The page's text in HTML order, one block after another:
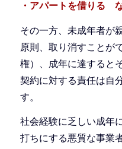
・アパートを借りる
その一方、未成年者が
原則、取り消すことが
権）、成年に達すると
契約に対する責任は自
す。
社会経験に乏しい成年
打ちにする悪質な事業